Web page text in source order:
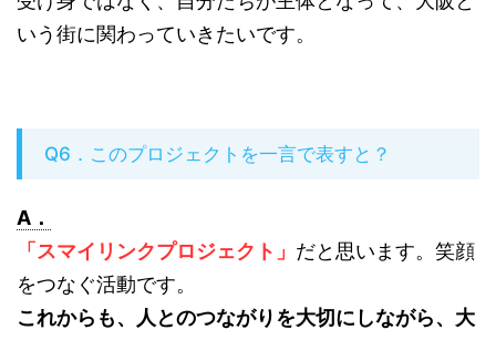
いう街に関わっていきたいです。
Q6．このプロジェクトを一言で表すと？
A．
「スマイリンクプロジェクト」 だと思います。笑顔
をつなぐ活動です。
これからも、人とのつながりを大切にしながら、大